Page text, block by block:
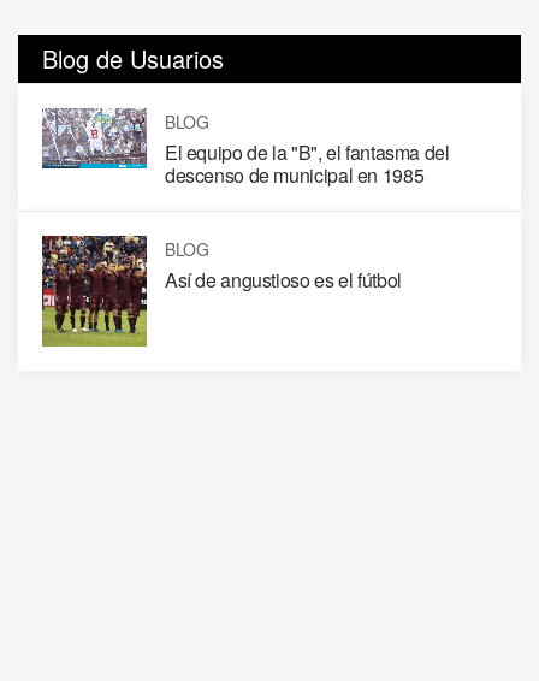
Blog de Usuarios
BLOG
El equipo de la "B", el fantasma del
descenso de municipal en 1985
BLOG
Así de angustioso es el fútbol